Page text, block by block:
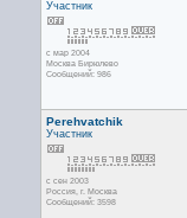
Участник
с мар 2004
Москва Бирюлево
Сообщений: 986
Perehvatchik
Участник
с сен 2003
Россия, г. Москва
Сообщений: 3598